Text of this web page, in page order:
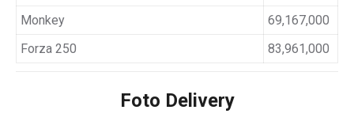
Monkey
69,167,000
Forza 250
83,961,000
Foto Delivery